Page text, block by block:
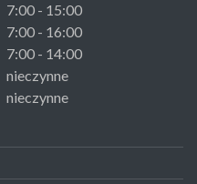
7:00 - 15:00
7:00 - 16:00
7:00 - 14:00
nieczynne
nieczynne